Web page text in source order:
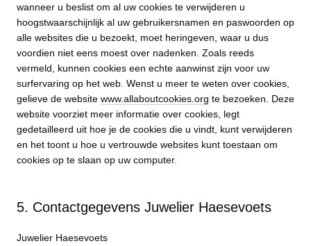
wanneer u beslist om al uw cookies te verwijderen u
hoogstwaarschijnlijk al uw gebruikersnamen en paswoorden op
alle websites die u bezoekt, moet heringeven, waar u dus
voordien niet eens moest over nadenken. Zoals reeds
vermeld, kunnen cookies een echte aanwinst zijn voor uw
surfervaring op het web. Wenst u meer te weten over cookies,
gelieve de website www.allaboutcookies.org te bezoeken. Deze
website voorziet meer informatie over cookies, legt
gedetailleerd uit hoe je de cookies die u vindt, kunt verwijderen
en het toont u hoe u vertrouwde websites kunt toestaan om
cookies op te slaan op uw computer.
5. Contactgegevens Juwelier Haesevoets
Juwelier Haesevoets